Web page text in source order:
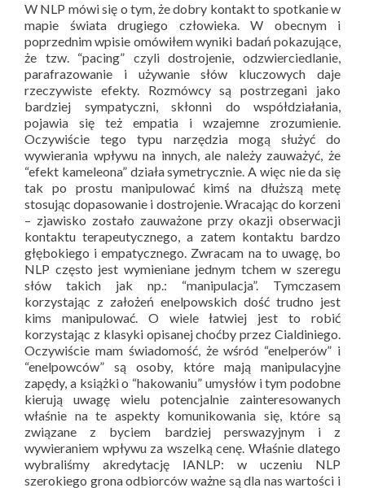
W NLP mówi się o tym, że dobry kontakt to spotkanie w
mapie świata drugiego człowieka. W obecnym i
poprzednim wpisie omówiłem wyniki badań pokazujące,
że tzw. “pacing” czyli dostrojenie, odzwierciedlanie,
parafrazowanie i używanie słów kluczowych daje
rzeczywiste efekty. Rozmówcy są postrzegani jako
bardziej sympatyczni, skłonni do współdziałania,
pojawia się też empatia i wzajemne zrozumienie.
Oczywiście tego typu narzędzia mogą służyć do
wywierania wpływu na innych, ale należy zauważyć, że
“efekt kameleona” działa symetrycznie. A więc nie da się
tak po prostu manipulować kimś na dłuższą metę
stosując dopasowanie i dostrojenie. Wracając do korzeni
– zjawisko zostało zauważone przy okazji obserwacji
kontaktu terapeutycznego, a zatem kontaktu bardzo
głębokiego i empatycznego. Zwracam na to uwagę, bo
NLP często jest wymieniane jednym tchem w szeregu
słów takich jak np.: “manipulacja”. Tymczasem
korzystając z założeń enelpowskich dość trudno jest
kims manipulować. O wiele łatwiej jest to robić
korzystając z klasyki opisanej choćby przez Cialdiniego.
Oczywiście mam świadomość, że wśród “enelperów” i
“enelpowców” są osoby, które mają manipulacyjne
zapędy, a książki o “hakowaniu” umysłów i tym podobne
kierują uwagę wielu potencjalnie zainteresowanych
właśnie na te aspekty komunikowania się, które są
związane z byciem bardziej perswazyjnym i z
wywieraniem wpływu za wszelką cenę. Właśnie dlatego
wybraliśmy akredytację IANLP: w uczeniu NLP
szerokiego grona odbiorców ważne są dla nas wartości i